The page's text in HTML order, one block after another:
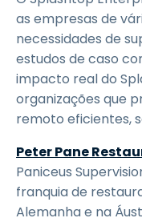
as empresas de
necessidades de
estudos de caso
impacto real do
organizações que
remoto eficientes,
Peter Pane
Paniceus
franquia de
Alemanha e na